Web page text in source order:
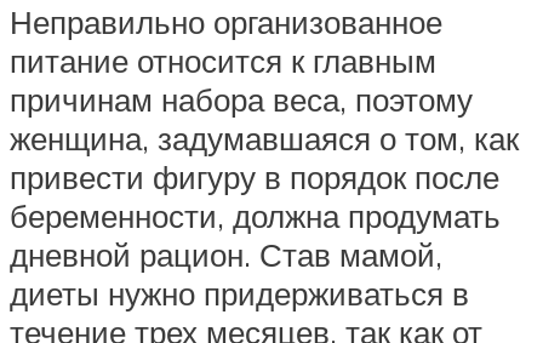
Неправильно организованное
питание относится к главным
причинам набора веса, поэтому
женщина, задумавшаяся о том, как
привести фигуру в порядок после
беременности, должна продумать
дневной рацион. Став мамой,
диеты нужно придерживаться в
течение трех месяцев, так как от